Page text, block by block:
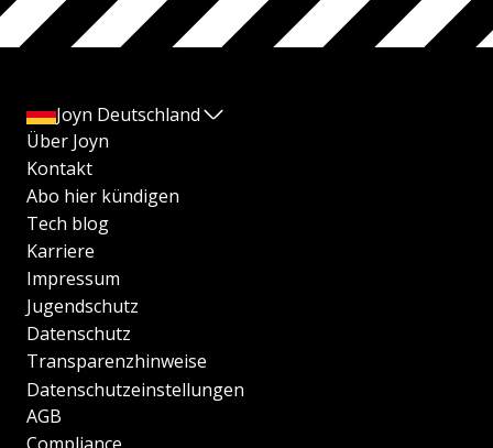
Joyn Deutschland
Über Joyn
Kontakt
Abo hier kündigen
Tech blog
Karriere
Impressum
Jugendschutz
Datenschutz
Transparenzhinweise
Datenschutzeinstellungen
AGB